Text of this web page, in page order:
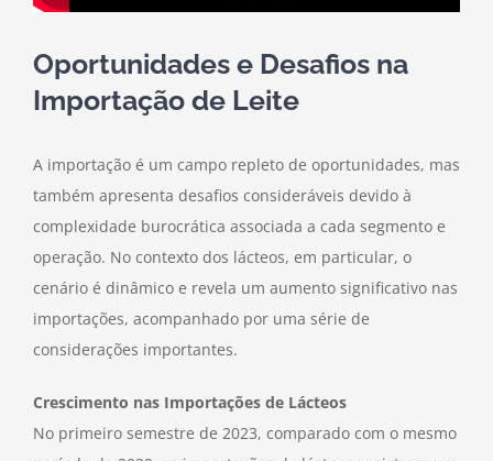
Oportunidades e Desafios na
Importação de Leite
A importação é um campo repleto de oportunidades, mas
também apresenta desafios consideráveis devido à
complexidade burocrática associada a cada segmento e
operação. No contexto dos lácteos, em particular, o
cenário é dinâmico e revela um aumento significativo nas
importações, acompanhado por uma série de
considerações importantes.
Crescimento nas Importações de Lácteos
No primeiro semestre de 2023, comparado com o mesmo